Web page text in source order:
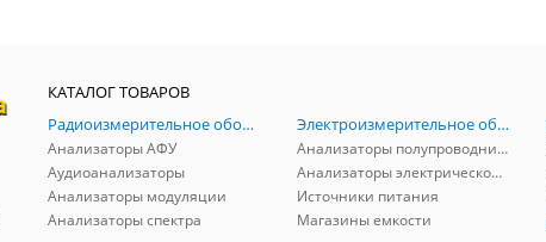
КАТАЛОГ ТОВАРОВ
Радиоизмерительное оборудование
Анализаторы АФУ
Аудиоанализаторы
Анализаторы модуляции
Анализаторы спектра
Электроизмерительное оборудование
Анализаторы полупроводников
Анализаторы электрической мощности
Источники питания
Магазины емкости